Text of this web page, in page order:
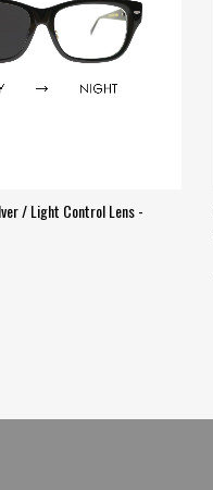
/ Light Control Lens -